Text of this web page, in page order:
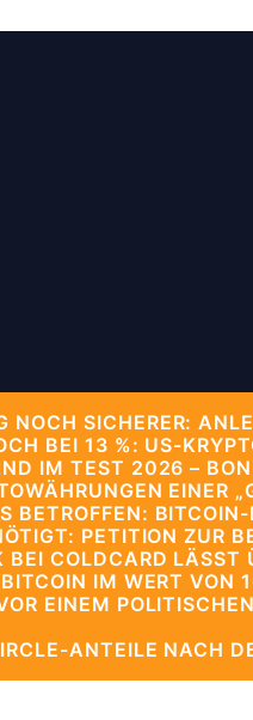
NOCH SICHERER:
BEI 13 %: US-
IM TEST 2026 –
EINER
BETROFFEN:
PETITION ZUR
COLDCARD LÄSST
IM WERT
EINEM
ANTEILE NACH